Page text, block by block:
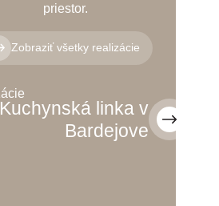
priestor.
Zobraziť všetky realizácie
Kuchynská linka v
Bardejove